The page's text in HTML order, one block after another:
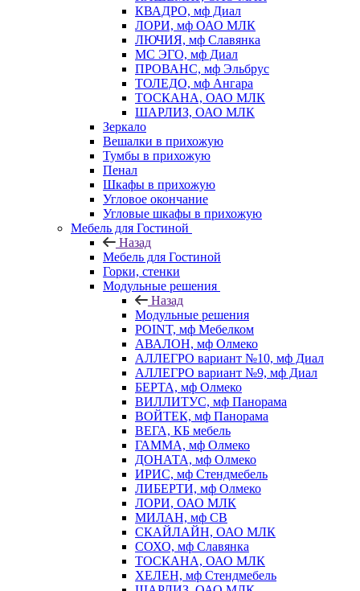
КВАДРО, мф Диал
ЛОРИ, мф ОАО МЛК
ЛЮЧИЯ, мф Славянка
МС ЭГО, мф Диал
ПРОВАНС, мф Эльбрус
ТОЛЕДО, мф Ангара
ТОСКАНА, ОАО МЛК
ШАРЛИЗ, ОАО МЛК
Зеркало
Вешалки в прихожую
Тумбы в прихожую
Пенал
Шкафы в прихожую
Угловое окончание
Угловые шкафы в прихожую
Мебель для Гостиной
Назад
Мебель для Гостиной
Горки, стенки
Модульные решения
Назад
Модульные решения
POINT, мф Мебелком
АВАЛОН, мф Олмеко
АЛЛЕГРО вариант №10, мф Диал
АЛЛЕГРО вариант №9, мф Диал
БЕРТА, мф Олмеко
ВИЛЛИТУС, мф Панорама
ВОЙТЕК, мф Панорама
ВЕГА, КБ мебель
ГАММА, мф Олмеко
ДОНАТА, мф Олмеко
ИРИС, мф Стендмебель
ЛИБЕРТИ, мф Олмеко
ЛОРИ, ОАО МЛК
МИЛАН, мф СВ
СКАЙЛАЙН, ОАО МЛК
СОХО, мф Славянка
ТОСКАНА, ОАО МЛК
ХЕЛЕН, мф Стендмебель